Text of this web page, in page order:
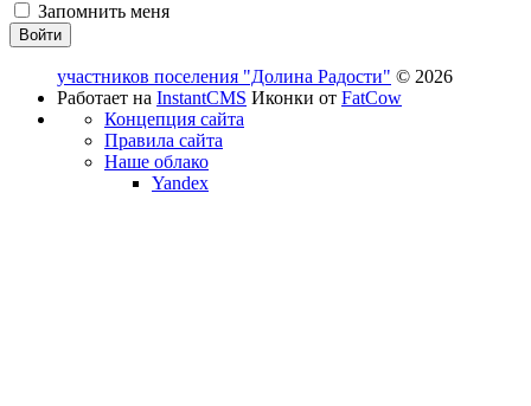
Запомнить меня
участников поселения "Долина Радости" © 2026
Работает на InstantCMS Иконки от FatCow
Концепция сайта
Правила сайта
Наше облако
Yandex